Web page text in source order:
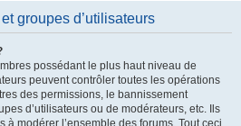
groupes d’utilisateurs
possédant le plus haut niveau de
peuvent contrôler toutes les opérations
des permissions, le bannissement
d’utilisateurs ou de modérateurs, etc. Ils
modérer l’ensemble des forums. Tout ceci